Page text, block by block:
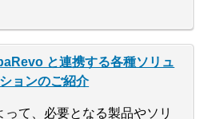
と連携する各種ソリュ
ョンのご紹介
て、必要となる製品やソリ